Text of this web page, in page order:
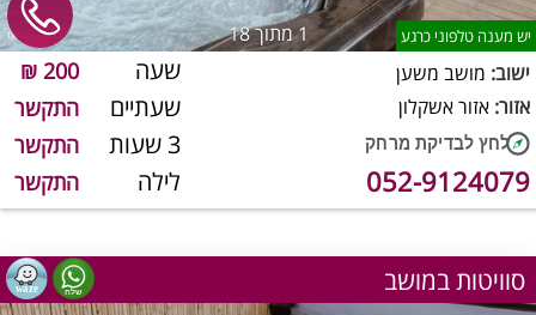
1מתוך 18 יש מענה טלפוני כרגע
שעה 200 ₪
שעתיים התקשר
3 שעות התקשר
לילה התקשר
ישוב: מושב משען
אזור: אזור אשקלון
052-9124079
סוויטות במושב